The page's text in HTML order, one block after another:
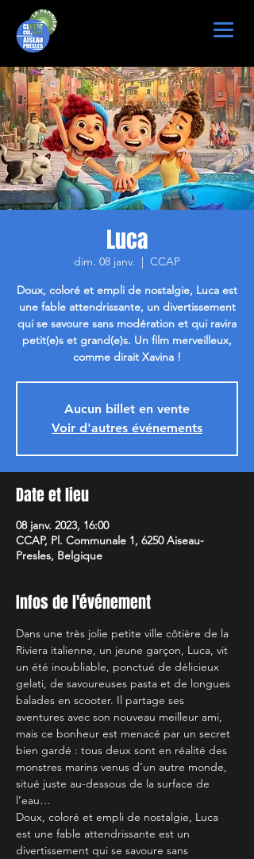
Luca
dim. 08 janv.
  |
CCAP
Doux, coloré et empli de nostalgie, Luca est
une fable attendrissante, un divertissement
qui se savoure sans modération et qui ravira
petit(e)s et grand(e)s. Un film merveilleux,
comme dirait Xavina !
Aucun billet en vente
Voir d'autres événements
Date et lieu
08 janv. 2023, 16:00
CCAP, Pl. Communale 1, 6250 Aiseau-
Presles, Belgique
Infos de l'événement
Dans une très jolie petite ville côtière de la
Riviera italienne, un jeune garçon, Luca, vit
un été inoubliable, ponctué de délicieux
gelati, de savoureuses pasta et de longues
balades en scooter. Il partage ses
aventures avec son nouveau meilleur ami,
mais ce bonheur est menacé par un secret
bien gardé : tous deux sont en réalité des
monstres marins venus d’un autre monde,
situé juste au-dessous de la surface de
l’eau…
Doux, coloré et empli de nostalgie, Luca
est une fable attendrissante est un
divertissement qui se savoure sans